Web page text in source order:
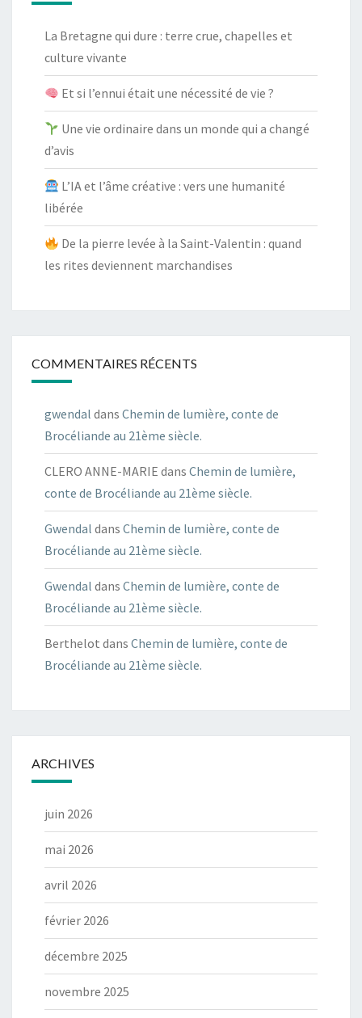
La Bretagne qui dure : terre crue, chapelles et
culture vivante
Et si l’ennui était une nécessité de vie ?
Une vie ordinaire dans un monde qui a changé
d’avis
L’IA et l’âme créative : vers une humanité
libérée
De la pierre levée à la Saint-Valentin : quand
les rites deviennent marchandises
COMMENTAIRES RÉCENTS
gwendal dans Chemin de lumière, conte de
Brocéliande au 21ème siècle.
CLERO ANNE-MARIE dans Chemin de lumière,
conte de Brocéliande au 21ème siècle.
Gwendal dans Chemin de lumière, conte de
Brocéliande au 21ème siècle.
Gwendal dans Chemin de lumière, conte de
Brocéliande au 21ème siècle.
Berthelot dans Chemin de lumière, conte de
Brocéliande au 21ème siècle.
ARCHIVES
juin 2026
mai 2026
avril 2026
février 2026
décembre 2025
novembre 2025